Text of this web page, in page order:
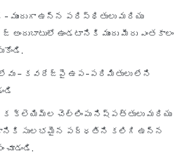
- ముందుగా ఉన్న పరిస్థితులు మరియు
ఉండటానికి ముందు మీరు ఎంతకాలం
– కవరేజ్‌పై ఉప-పరిమితులు లేని
క్లెయిమ్‌ల చెల్లింపు నిష్పత్తులు మరియు
సులభమైన పద్ధతిని కలిగి ఉన్న